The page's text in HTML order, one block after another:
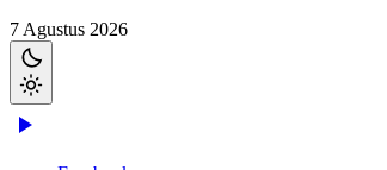
7 Agustus 2026